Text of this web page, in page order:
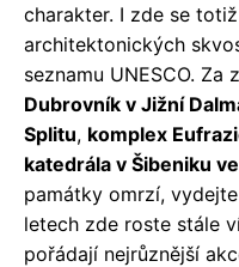
charakter. I zde se
architektonických
seznamu UNESCO. Za
Dubrovník v Jižní
Splitu, komplex
katedrála v Šibeniku
památky omrzí,
letech zde roste stále
pořádají nejrůznější